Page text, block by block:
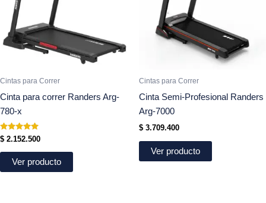
Cintas para Correr
Cinta para correr Randers Arg-
780-x
Valorado
en
5.00
de 5
$ 2.152.500
Ver producto
Cintas para Correr
Cinta Semi-Profesional Randers
Arg-7000
$ 3.709.400
Ver producto